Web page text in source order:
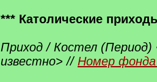
*** Католические
Приход / Костел (Период)
известно> // Номер